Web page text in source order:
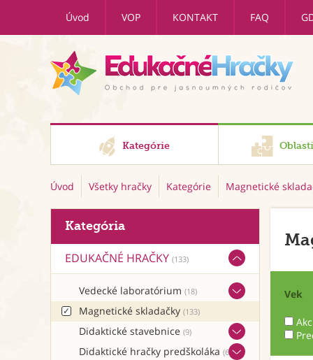
Úvod VOP KONTAKT FAQ
Kategórie
Úvod Všetky hračky Kategórie Magnetické
Kategória
EDUKAČNÉ HRAČKY (133)
Vedecké laboratórium (18)
Magnetické skladačky (133)
Didaktické stavebnice (9)
Didaktické hračky predškoláka (6)
Vek